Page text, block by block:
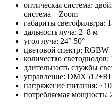
оптическая система:
система + Zoom
габариты светофильтра:
дальность луча: 2–8 м
угол луча: 24°-50°
цветовой спектр: RGBW
количество светодиодов:
длительность службы
управление:
напряжение питания:
потребляемая мощность: